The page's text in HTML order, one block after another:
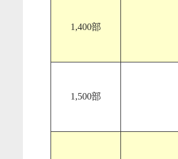
1,400部
1,500部